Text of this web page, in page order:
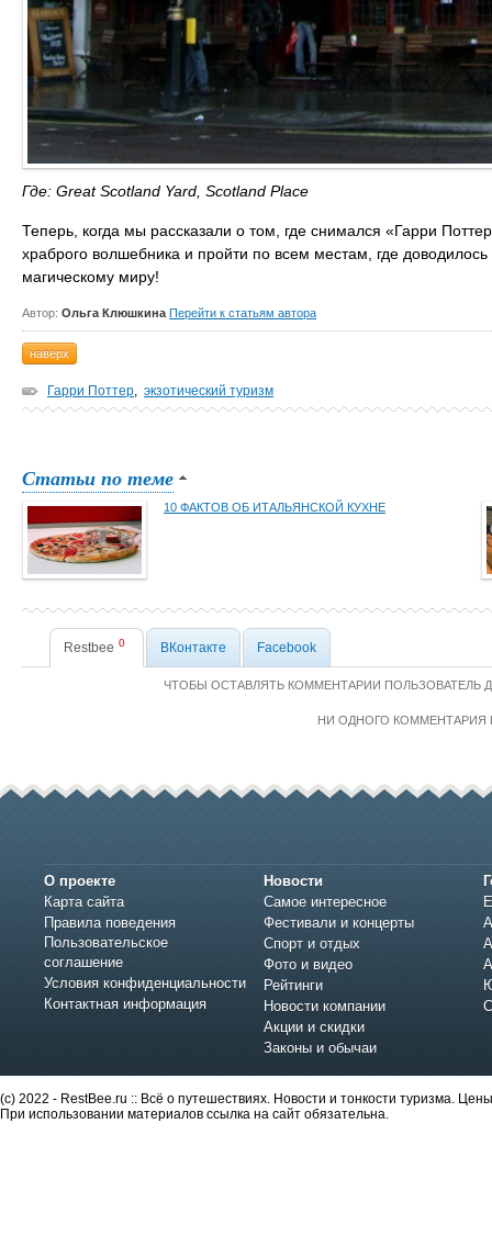
Где: Great Scotland Yard, Scotland Place
Теперь, когда мы рассказали о том, где снимался «Гарри
храброго волшебника и пройти по всем местам, где
магическому миру!
Автор: Ольга Клюшкина Перейти к статьям автора
наверх
Гарри Поттер, экзотический туризм
Статьи по теме
10 ФАКТОВ ОБ ИТАЛЬЯНСКОЙ КУХНЕ
Restbee 0 ВКонтакте Facebook
ЧТОБЫ ОСТАВЛЯТЬ КОММЕНТАРИИ
НИ ОДНОГО КОММЕНТАРИЯ
О проекте
Карта сайта
Правила поведения
Пользовательское
соглашение
Условия конфиденциальности
Контактная информация
Новости
Самое интересное
Фестивали и концерты
Спорт и отдых
Фото и видео
Рейтинги
Новости компании
Акции и скидки
Законы и обычаи
(c) 2022 - RestBee.ru :: Всё о путешествиях. Новости и тонкости туризма.
При использовании материалов ссылка на сайт обязательна.